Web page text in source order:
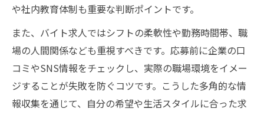
や社内教育体制も重要な判断ポイントです。
また、バイト求人ではシフトの柔軟性や勤務時間帯、職
場の人間関係なども重視すべきです。応募前に企業の口
コミやSNS情報をチェックし、実際の職場環境をイメー
ジすることが失敗を防ぐコツです。こうした多角的な情
報収集を通じて、自分の希望や生活スタイルに合った求